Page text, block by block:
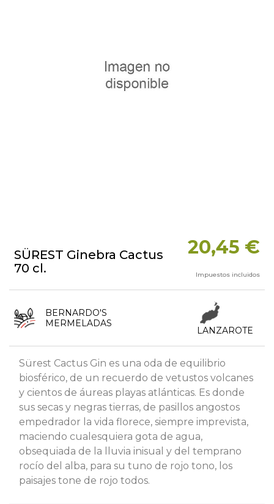
SÜREST Ginebra Cactus
70 cl.
20,45 €
Impuestos incluidos
BERNARDO'S
MERMELADAS
LANZAROTE
Sürest Cactus Gin es una oda de equilibrio
biosférico, de un recuerdo de vetustos volcanes
y cientos de áureas playas atlánticas. Es donde
sus secas y negras tierras, de pasillos angostos
empedrador la vida florece, siempre imprevista,
maciendo cualesquiera gota de agua,
obsequiada de la lluvia inisual y del temprano
rocío del alba, para su tuno de rojo tono, los
paisajes tone de rojo todos.